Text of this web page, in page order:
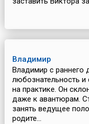
Владимир
Владимир с раннего
любознательность и
на практике. Он
даже к авантюрам.
занять ведущее
родите...